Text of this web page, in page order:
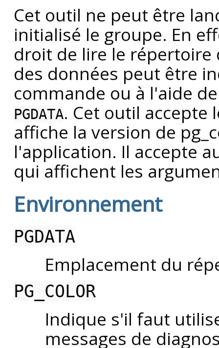
Cet outil ne peut être
initialisé le groupe. En
droit de lire le répertoire
des données peut être
commande ou à l'aide
PGDATA. Cet outil accepte
affiche la version de
l'application. Il accepte
qui affichent les
Environnement
PGDATA
Emplacement du
PG_COLOR
Indique s'il faut
messages de